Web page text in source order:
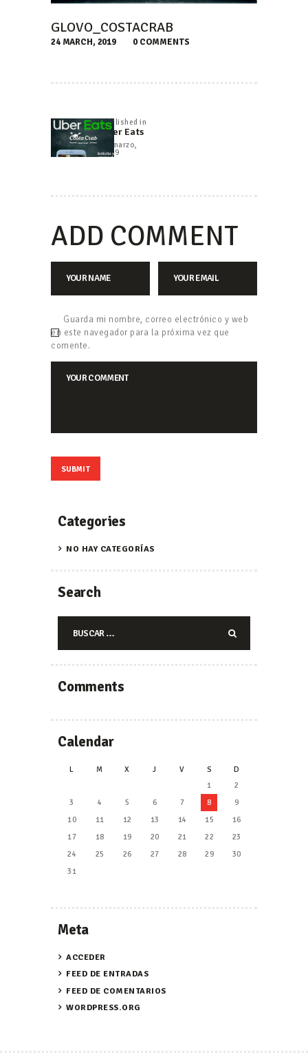
GLOVO_COSTACRAB
24 MARCH, 2019 0 COMMENTS
DE
ENTRADAS
Published in
Uber Eats
24 marzo,
2019
ADD COMMENT
Guarda mi nombre, correo electrónico y web
en este navegador para la próxima vez que
comente.
Categories
NO HAY CATEGORÍAS
Search
Comments
Calendar
L M X J V S
D
1
2
3
4 5 6 7 8
9
10
11 12 13 14 15
16
17
18 19 20 21 22
23
24
25 26 27 28 29
30
31
Meta
ACCEDER
FEED DE ENTRADAS
FEED DE COMENTARIOS
WORDPRESS.ORG